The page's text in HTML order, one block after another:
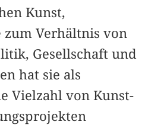
Kunst,
zum Verhältnis von
Gesellschaft und
hat sie als
Vielzahl von Kunst-